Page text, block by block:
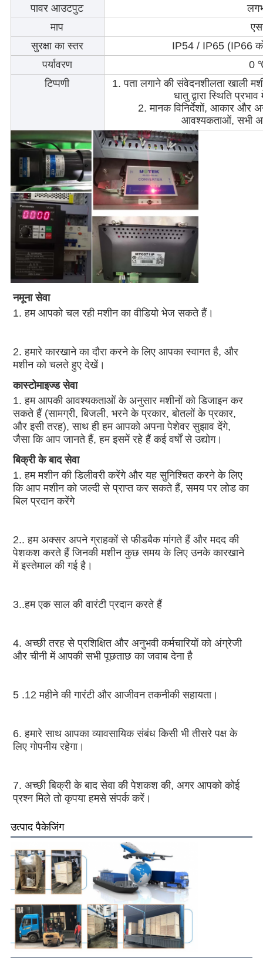
पावर आउटपुट
माप
सुरक्षा का स्तर
IP54 / IP65 (IP66
पर्यावरण
0
टिप्पणी
1. पता लगाने की संवेदनशीलता खाली
धातु द्वारा स्थिति
2. मानक विनिर्देशों, आकार और
आवश्यकताओं, सभी
नमूना सेवा
1. हम आपको चल रही मशीन का वीडियो भेज सकते हैं।
2. हमारे कारखाने का दौरा करने के लिए आपका स्वागत है, और
मशीन को चलते हुए देखें।
कास्टोमाइज्ड सेवा
1. हम आपकी आवश्यकताओं के अनुसार मशीनों को डिजाइन कर
सकते हैं (सामग्री, बिजली, भरने के प्रकार, बोतलों के प्रकार,
और इसी तरह), साथ ही हम आपको अपना पेशेवर सुझाव देंगे,
जैसा कि आप जानते हैं, हम इसमें रहे हैं कई वर्षों से उद्योग।
बिक्री के बाद सेवा
1. हम मशीन की डिलीवरी करेंगे और यह सुनिश्चित करने के लिए
कि आप मशीन को जल्दी से प्राप्त कर सकते हैं, समय पर लोड का
बिल प्रदान करेंगे
2.. हम अक्सर अपने ग्राहकों से फीडबैक मांगते हैं और मदद की
पेशकश करते हैं जिनकी मशीन कुछ समय के लिए उनके कारखाने
में इस्तेमाल की गई है।
3..हम एक साल की वारंटी प्रदान करते हैं
4. अच्छी तरह से प्रशिक्षित और अनुभवी कर्मचारियों को अंग्रेजी
और चीनी में आपकी सभी पूछताछ का जवाब देना है
5 .12 महीने की गारंटी और आजीवन तकनीकी सहायता।
6. हमारे साथ आपका व्यावसायिक संबंध किसी भी तीसरे पक्ष के
लिए गोपनीय रहेगा।
7. अच्छी बिक्री के बाद सेवा की पेशकश की, अगर आपको कोई
प्रश्न मिले तो कृपया हमसे संपर्क करें।
उत्पाद पैकेजिंग